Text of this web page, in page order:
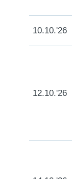
10.10.'26
12.10.'26